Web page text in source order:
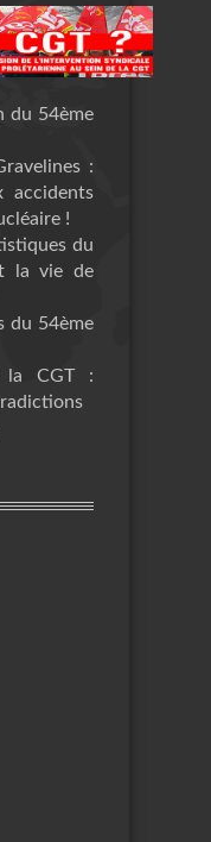
du 54ème
:
accidents
!
du
la vie de
du 54ème
la CGT :